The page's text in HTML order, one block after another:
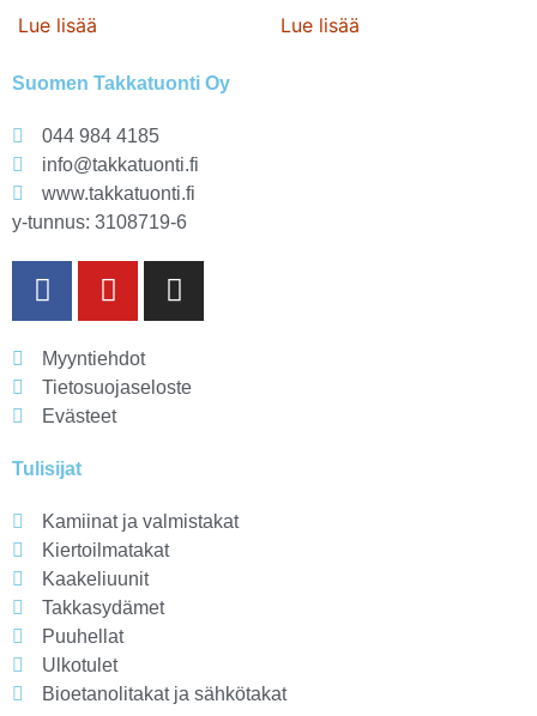
Lue lisää Lue lisää
Suomen Takkatuonti Oy
044 984 4185
info@takkatuonti.fi
www.takkatuonti.fi
y-tunnus: 3108719-6
Myyntiehdot
Tietosuojaseloste
Evästeet
Tulisijat
Kamiinat ja valmistakat
Kiertoilmatakat
Kaakeliuunit
Takkasydämet
Puuhellat
Ulkotulet
Bioetanolitakat ja sähkötakat